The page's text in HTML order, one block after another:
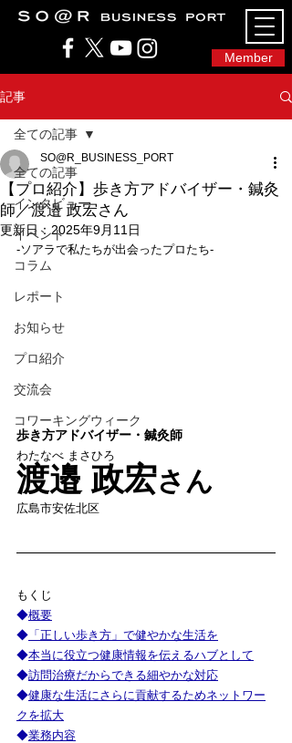
Member
SO@Rビジネスポート｜広島市のシェアオフィ
ス・コワーキングスペース
記事
全ての記事
インタビュー
イベント
コラム
レポート
お知らせ
プロ紹介
交流会
コワーキングウィーク
全ての記事
【プロ紹介】歩き方アドバイザー・鍼灸
師／渡邉 政宏さん
SO@R_BUSINESS_PORT
更新日：2025年9月11日
-ソアラで私たちが出会ったプロたち-
歩き方アドバイザー・鍼灸師
わたなべ まさひろ
渡邉 政宏さん
広島市安佐北区
もくじ
◆概要
◆ 「正しい歩き方」で健やかな生活を
◆本当に役立つ健康情報を伝えるハブとして
◆訪問治療だからできる細やかな対応
◆健康な生活にさらに貢献するためネットワー
クを拡大
◆業務内容